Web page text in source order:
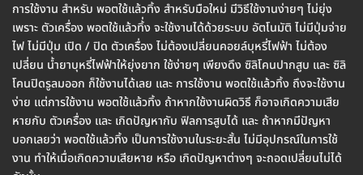
การใช้งาน สำหรับ พอตใช้แล้วทิ้ง สำหรับมือใหม่ มีวิธีใช้งานง่ายๆ ไม่ยุ่ง
เพราะ ตัวเครื่อง พอตใช้แล้วทิ้่ง จะใช้งานได้ด้วยระบบ อัตโนมัติ ไม่มีปุ่มจ่าย
ไฟ ไม่มีปุ่ม เปิด / ปิด ตัวเครื่อง ไม่ต้องเปลี่ยนคอยล์บุหรี่ไฟฟ้า ไม่ต้อง
เปลี่ยน น้ำยาบุหรี่ไฟฟ้าให้ยุ่งยาก ใช้ง่ายๆ เพียงดึง ซิลิโคนปากสูบ และ ซิลิ
โคนปิดรูลมออก ก็ใช้งานได้เลย และ การใช้งาน พอตใช้แล้วทิ้ง ถึงจะใช้งาน
ง่าย แต่การใช้งาน พอตใช้แล้วทิ้ง ถ้าหากใช้งานผิดวิธี ก็อาจเกิดความเสีย
หายกับ ตัวเครื่อง และ เกิดปัญหากับ ฟิลการสูบได้ และ ถ้าหากมีปัญหา
บอกเลยว่า พอตใช้แล้วทิ้ง เป็นการใช้งานในระยะสั้น ไม่มีอุปกรณ์ในการใช้
งาน ทำให้เมื่อเกิดความเสียหาย หรือ เกิดปัญหาต่างๆ จะถอดเปลี่ยนไม่ได้